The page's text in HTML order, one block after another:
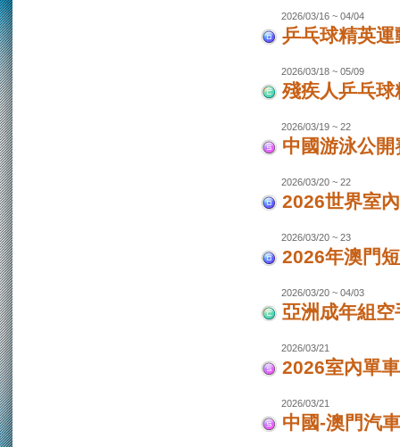
2026/03/16 ~ 04/04
乒乓球精英
2026/03/18 ~ 05/09
殘疾人乒乓
2026/03/19 ~ 22
中國游泳公
2026/03/20 ~ 22
2026世界室
2026/03/20 ~ 23
2026年澳門
2026/03/20 ~ 04/03
亞洲成年組
2026/03/21
2026室內單
2026/03/21
中國-澳門汽